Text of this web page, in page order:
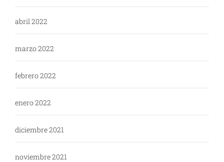
abril 2022
marzo 2022
febrero 2022
enero 2022
diciembre 2021
noviembre 2021